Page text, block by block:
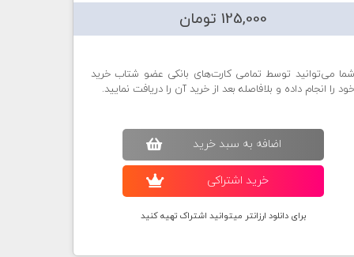
125,000 تومان
شما می‌توانید توسط تمامی کارت‌های بانکی عضو شتاب خرید
خود را انجام داده و بلافاصله بعد از خرید آن را دریافت نمایید.
اضافه به سبد خريد
خريد اشتراکی
برای دانلود ارزانتر میتوانید اشتراک تهیه کنید